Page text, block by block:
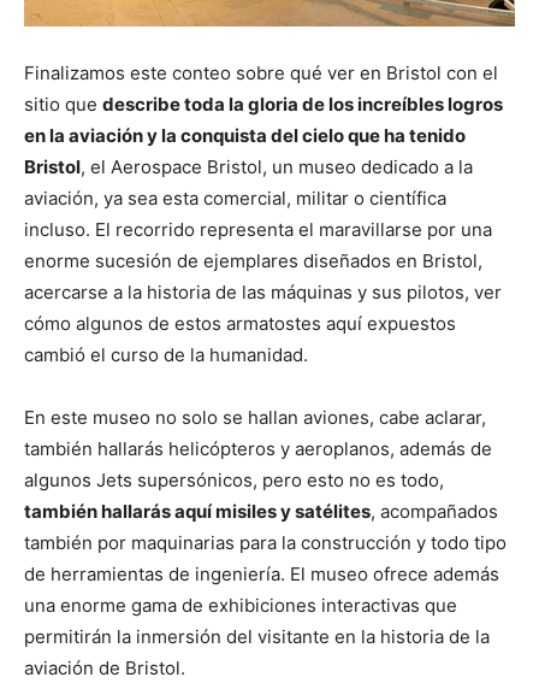
Finalizamos este conteo sobre qué ver en Bristol con el
sitio que describe toda la gloria de los increíbles logros
en la aviación y la conquista del cielo que ha tenido
Bristol, el Aerospace Bristol, un museo dedicado a la
aviación, ya sea esta comercial, militar o científica
incluso. El recorrido representa el maravillarse por una
enorme sucesión de ejemplares diseñados en Bristol,
acercarse a la historia de las máquinas y sus pilotos, ver
cómo algunos de estos armatostes aquí expuestos
cambió el curso de la humanidad.
En este museo no solo se hallan aviones, cabe aclarar,
también hallarás helicópteros y aeroplanos, además de
algunos Jets supersónicos, pero esto no es todo,
también hallarás aquí misiles y satélites, acompañados
también por maquinarias para la construcción y todo tipo
de herramientas de ingeniería. El museo ofrece además
una enorme gama de exhibiciones interactivas que
permitirán la inmersión del visitante en la historia de la
aviación de Bristol.